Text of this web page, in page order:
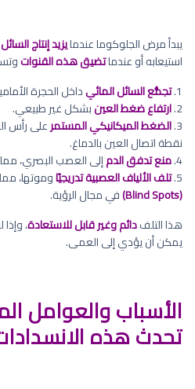
يبدأ مرض الجلوكوما عندمايزيد إنتاج
استيعابه أو عندماتضيق هذه القنوات
1. تجمُّع السائل المائيداخل الحجرة
2. ارتفاع ضغط العينبشكل غير طبيعي.
3. الضغط الميكانيكي المستمرعلى رأس
نقطة اتصال العين بالدماغ.
4. منع تدفق الدمإلى العصب البصري،
5. تلف الألياف العصبية تدريجيًاوموتها،
(Blind Spots)
في مجال الرؤية.
هذا التلفدائم وغير قابل للاستعادة،
يمكن أن يؤدي إلى العمى.
الأسباب والعوامل
تحدث هذه